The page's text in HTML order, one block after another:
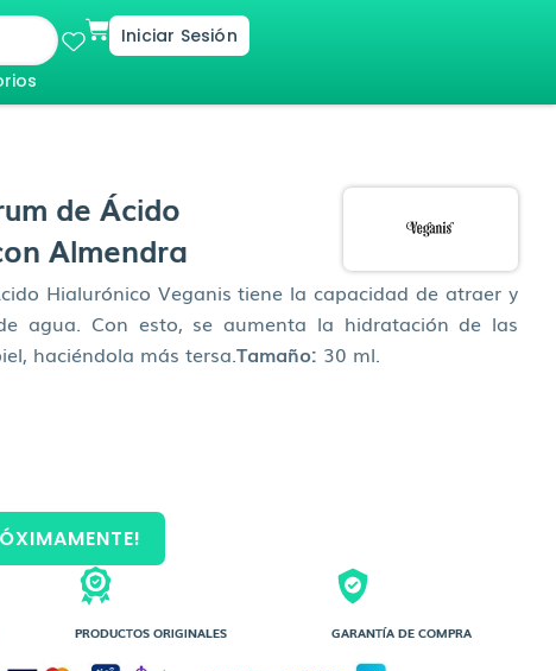
CartIniciar Sesión
de Ácido
Almendra
Hialurónico Veganis tiene la capacidad de atraer y
agua. Con esto, se aumenta la hidratación de las
haciéndola más tersa.Tamaño: 30 ml.
PRODUCTOS ORIGINALES GARANTÍA DE COMPRA